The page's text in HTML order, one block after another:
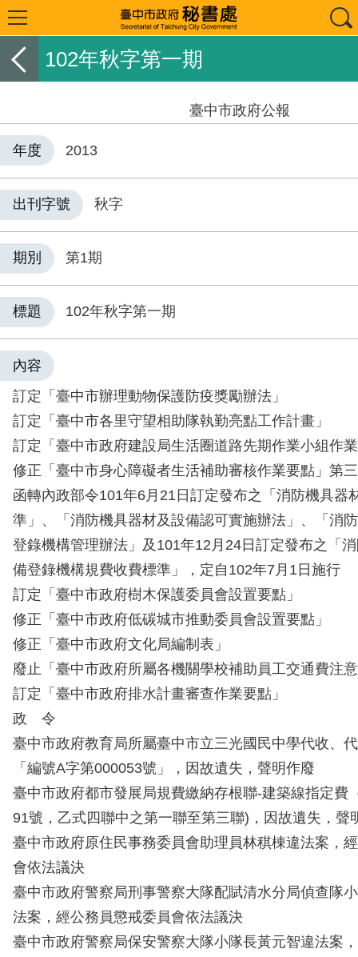
102年秋字第一期
臺中市政府公報
年度 2013
出刊字號 秋字
期別 第1期
標題 102年秋字第一期
內容
訂定「臺中市辦理動物保護防疫獎勵辦法」
訂定「臺中市各里守望相助隊執勤亮點工作計畫」
訂定「臺中市政府建設局生活圈道路先期作業小組作
修正「臺中市身心障礙者生活補助審核作業要點」第
函轉內政部令101年6月21日訂定發布之「消防機具器
準」、「消防機具器材及設備認可實施辦法」、「消
登錄機構管理辦法」及101年12月24日訂定發布之「
備登錄機構規費收費標準」，定自102年7月1日施行
訂定「臺中市政府樹木保護委員會設置要點」
修正「臺中市政府低碳城市推動委員會設置要點」
修正「臺中市政府文化局編制表」
廢止「臺中市政府所屬各機關學校補助員工交通費注
訂定「臺中市政府排水計畫審查作業要點」
政 令
臺中市政府教育局所屬臺中市立三光國民中學代收、
「編號A字第000053號」，因故遺失，聲明作廢
臺中市政府都市發展局規費繳納存根聯-建築線指定費
91號，乙式四聯中之第一聯至第三聯)，因故遺失，聲
臺中市政府原住民事務委員會助理員林稘棟違法案，
會依法議決
臺中市政府警察局刑事警察大隊配賦清水分局偵查隊
法案，經公務員懲戒委員會依法議決
臺中市政府警察局保安警察大隊小隊長黃元智違法案